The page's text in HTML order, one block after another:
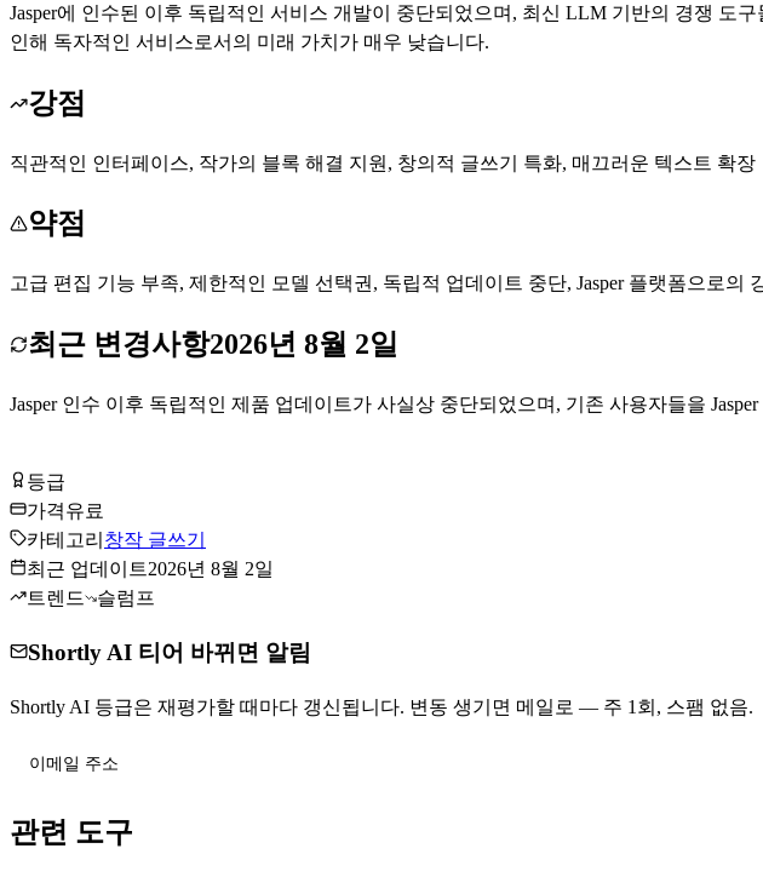
Jasper에 인수된 이후 독립적인 서비스 개발이 중단되었으며, 최신 LLM 기반의 경쟁 도
인해 독자적인 서비스로서의 미래 가치가 매우 낮습니다.
강점
직관적인 인터페이스, 작가의 블록 해결 지원, 창의적 글쓰기 특화, 매끄러운 텍스트 확장
약점
고급 편집 기능 부족, 제한적인 모델 선택권, 독립적 업데이트 중단, Jasper 플랫폼으로의
최근 변경사항2026년 8월 2일
Jasper 인수 이후 독립적인 제품 업데이트가 사실상 중단되었으며, 기존 사용자들을
등급
가격유료
카테고리 창작 글쓰기
최근 업데이트2026년 8월 2일
트렌드
슬럼프
Shortly AI 티어 바뀌면 알림
Shortly AI 등급은 재평가할 때마다 갱신됩니다. 변동 생기면 메일로 — 주 1회, 스팸 없음.
관련 도구